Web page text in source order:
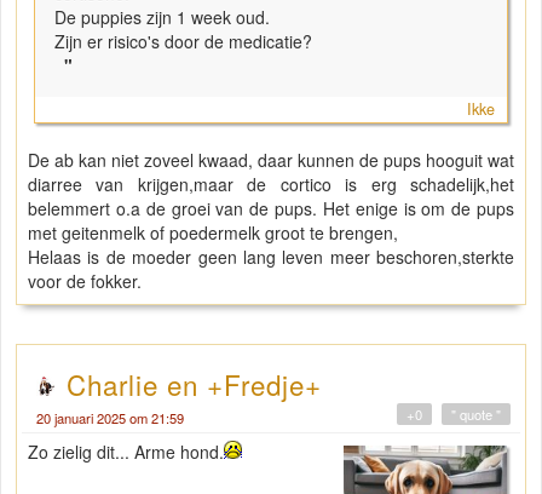
De puppies zijn 1 week oud.
Zijn er risico's door de medicatie?
"
Ikke
De ab kan niet zoveel kwaad, daar kunnen de pups hooguit wat
diarree van krijgen,maar de cortico is erg schadelijk,het
belemmert o.a de groei van de pups. Het enige is om de pups
met geitenmelk of poedermelk groot te brengen,
Helaas is de moeder geen lang leven meer beschoren,sterkte
voor de fokker.
Charlie en +Fredje+
20 januari 2025 om 21:59 " quote "
+0
Zo zielig dit... Arme hond.